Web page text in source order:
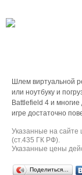
Шлем виртуальной
или ноутбуку и
Battlefield 4 и
игре достаточно
Указанные на
(ст.435 ГК РФ).
Указанные цены
Поделиться…